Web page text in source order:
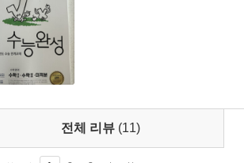
전체 리뷰 (11)